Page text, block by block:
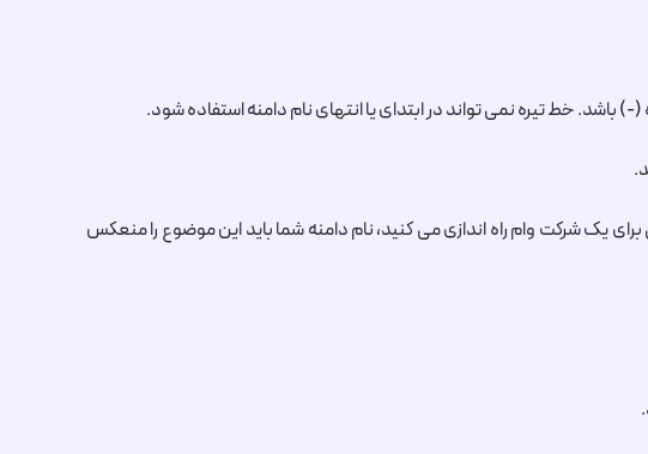
یک شرکت وام راه اندازی می کنید، نام دامنه شما باید این موضوع را منعکس